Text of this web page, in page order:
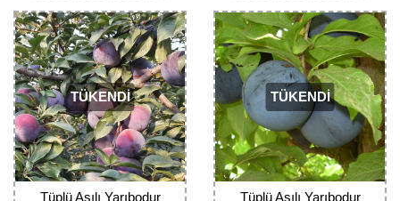
TÜKENDİ
Tüplü Aşılı Yarıbodur
TÜKENDİ
Tüplü Aşılı Yarıbodur
Kivi Fidanı
Kızılcık Fidanı
Kocayemiş Fidanı
Kuşburnu Fidanı
Liçi Fidanı